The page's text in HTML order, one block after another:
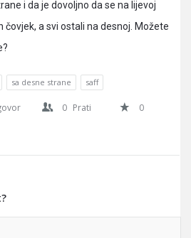
i da je dovoljno da se na lijevoj
a svi ostali na desnoj. Možete
sa desne strane saff
0 Prati
0